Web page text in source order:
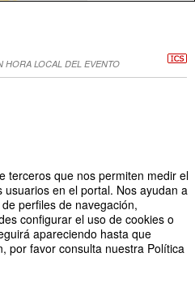
terceros que nos permiten medir el
en el portal. Nos ayudan a
perfiles de navegación,
configurar el uso de cookies o
apareciendo hasta que
por favor consulta nuestra Política
HORA LOCAL DEL EVENTO
con Rafael-José Díaz